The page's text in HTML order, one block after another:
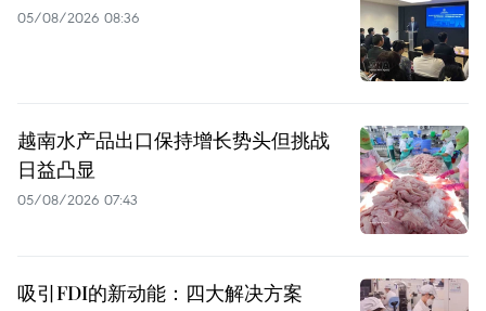
05/08/2026 08:36
越南水产品出口保持增长势头但挑战
日益凸显
05/08/2026 07:43
吸引FDI的新动能：四大解决方案